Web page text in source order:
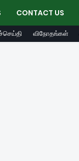
CONTACT US
விநோதங்கள்